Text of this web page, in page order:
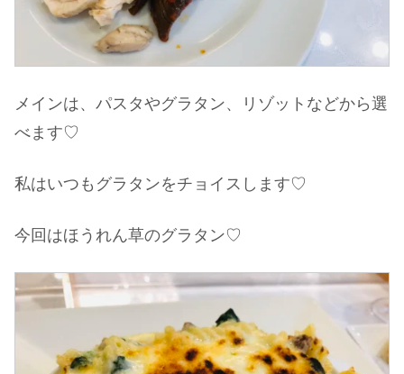
メインは、パスタやグラタン、リゾットなどから選
べます♡
私はいつもグラタンをチョイスします♡
今回はほうれん草のグラタン♡